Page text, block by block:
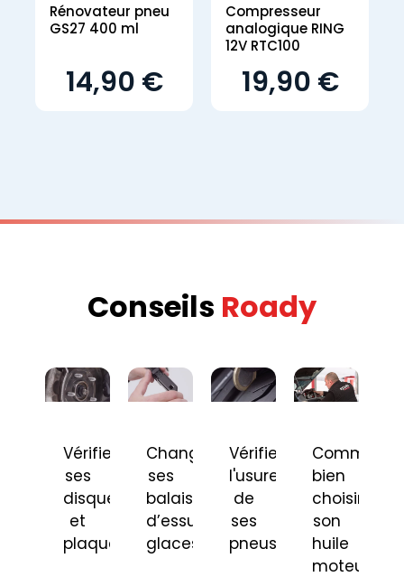
Rénovateur pneu
GS27 400 ml
14,90 €
Compresseur
analogique RING
12V RTC100
19,90 €
Conseils Roady
Vérifier
ses
disques
et
plaquettes
Changer
ses
balais
d’essuie-
glaces
Vérifier
l'usure
de
ses
pneus
Comment
bien
choisir
son
huile
moteur